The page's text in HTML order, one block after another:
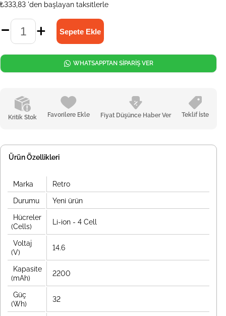
₺333,83 'den başlayan taksitlerle
Kritik Stok Favorilere Ekle Fiyat Düşünce Haber Ver Teklif İste
WHATSAPPTAN SİPARİŞ VER
Ürün Özellikleri
Marka Retro
Durumu Yeni ürün
Hücreler
(Cells)
Li-ion - 4 Cell
Voltaj
(V)
14.6
Kapasite
(mAh)
2200
Güç
(Wh)
32